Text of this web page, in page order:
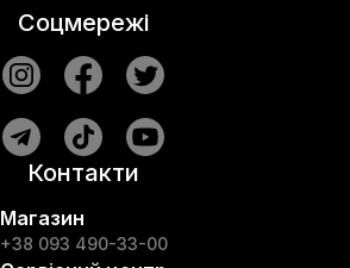
Соцмережі
Контакти
Магазин
+38 093 490-33-00